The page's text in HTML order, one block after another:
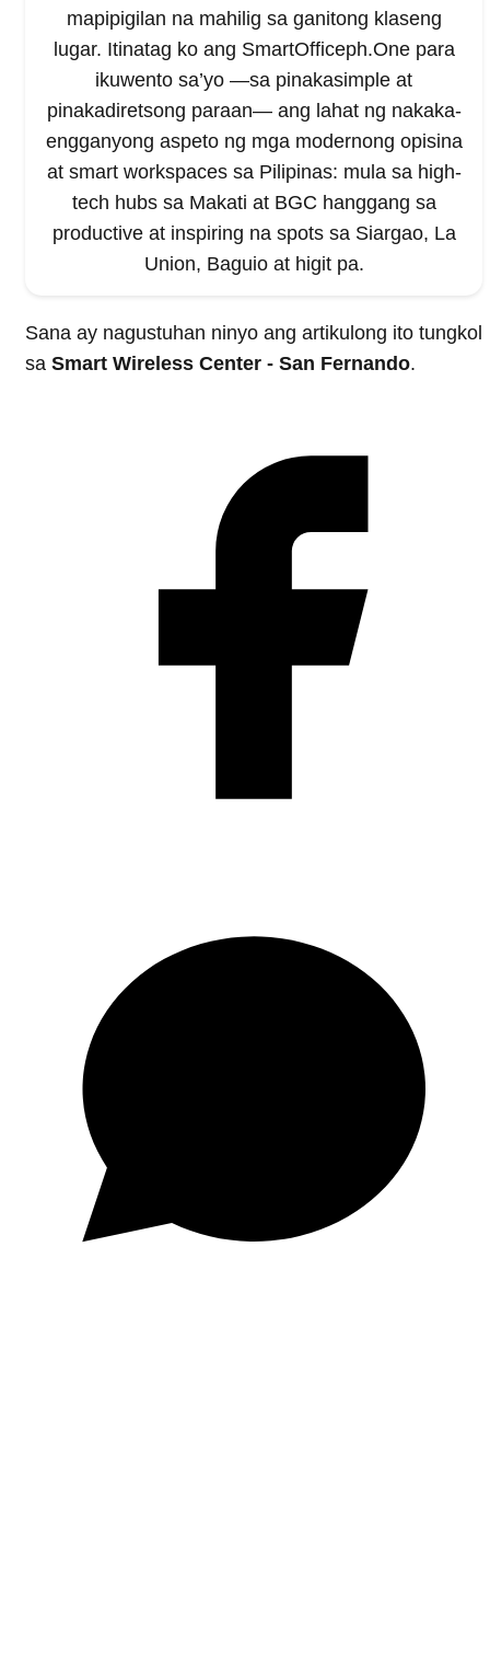
mapipigilan na mahilig sa ganitong klaseng
lugar. Itinatag ko ang SmartOfficeph.One para
ikuwento sa’yo —sa pinakasimple at
pinakadiretsong paraan— ang lahat ng nakaka-
engganyong aspeto ng mga modernong opisina
at smart workspaces sa Pilipinas: mula sa high-
tech hubs sa Makati at BGC hanggang sa
productive at inspiring na spots sa Siargao, La
Union, Baguio at higit pa.
Sana ay nagustuhan ninyo ang artikulong ito tungkol
sa Smart Wireless Center - San Fernando.